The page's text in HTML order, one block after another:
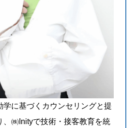
学に基づくカウンセリングと提
、㈱Inityで技術・接客教育を統